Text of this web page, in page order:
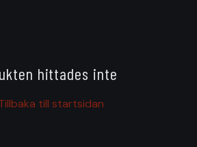
hittades inte
till startsidan